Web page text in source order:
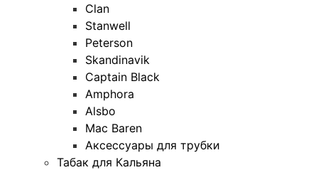
Clan
Stanwell
Peterson
Skandinavik
Captain Black
Amphora
Alsbo
Mac Baren
Аксессуары для трубки
Табак для Кальяна